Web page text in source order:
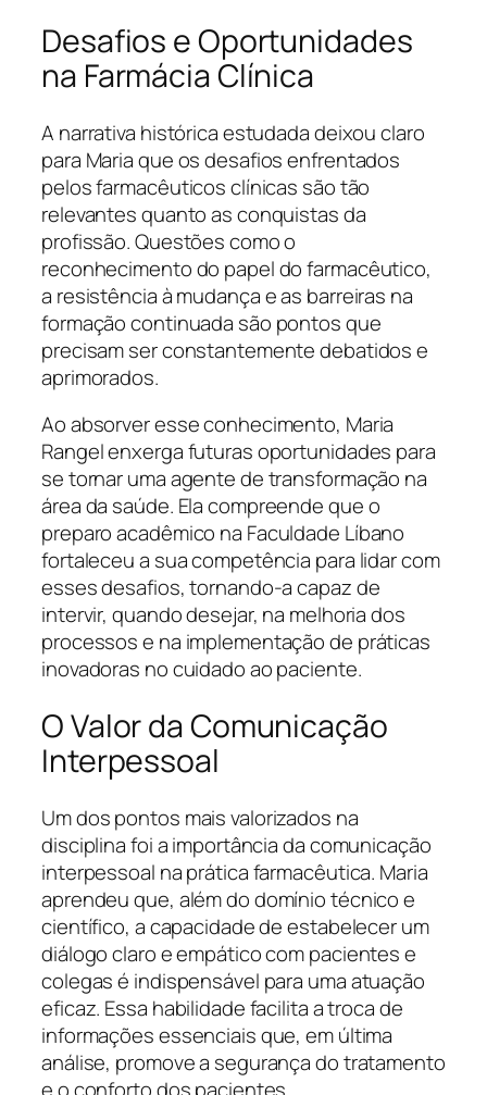
Desafios e Oportunidades
na Farmácia Clínica
A narrativa histórica estudada deixou claro
para Maria que os desafios enfrentados
pelos farmacêuticos clínicas são tão
relevantes quanto as conquistas da
profissão. Questões como o
reconhecimento do papel do farmacêutico,
a resistência à mudança e as barreiras na
formação continuada são pontos que
precisam ser constantemente debatidos e
aprimorados.
Ao absorver esse conhecimento, Maria
Rangel enxerga futuras oportunidades para
se tornar uma agente de transformação na
área da saúde. Ela compreende que o
preparo acadêmico na Faculdade Líbano
fortaleceu a sua competência para lidar com
esses desafios, tornando-a capaz de
intervir, quando desejar, na melhoria dos
processos e na implementação de práticas
inovadoras no cuidado ao paciente.
O Valor da Comunicação
Interpessoal
Um dos pontos mais valorizados na
disciplina foi a importância da comunicação
interpessoal na prática farmacêutica. Maria
aprendeu que, além do domínio técnico e
científico, a capacidade de estabelecer um
diálogo claro e empático com pacientes e
colegas é indispensável para uma atuação
eficaz. Essa habilidade facilita a troca de
informações essenciais que, em última
análise, promove a segurança do tratamento
e o conforto dos pacientes.